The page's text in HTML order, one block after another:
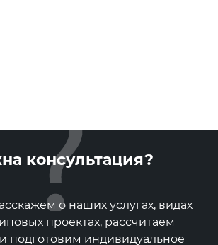
консультация?
о наших услугах, видах
проектах, рассчитаем
подготовим индивидуальное